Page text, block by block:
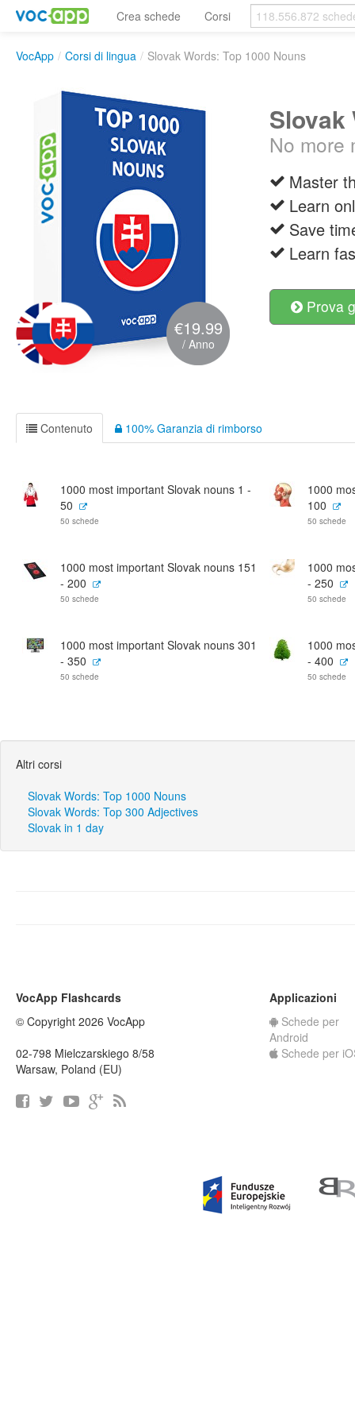
Crea schede Corsi
VocApp / Corsi di lingua / Slovak Words: Top 1000 Nouns
€19.99
/ Anno
Slovak
No more
Master
Learn
Save
Learn
Prova
Contenuto 100% Garanzia di rimborso
1000 most important Slovak nouns 1 -
50
50 schede
1000
100
50 schede
1000 most important Slovak nouns 151
- 200
50 schede
1000
- 250
50 schede
1000 most important Slovak nouns 301
- 350
50 schede
1000
- 400
50 schede
Altri corsi
Slovak Words: Top 1000 Nouns
Slovak Words: Top 300 Adjectives
Slovak in 1 day
VocApp Flashcards
© Copyright 2026 VocApp
02-798 Mielczarskiego 8/58
Warsaw, Poland (EU)
Applicazioni
Schede per
Android
Schede per